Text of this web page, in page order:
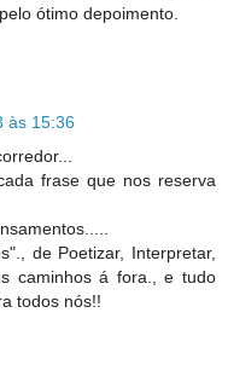
ótimo depoimento.
às 15:36
frase que nos reserva
de Poetizar, Interpretar,
caminhos á fora., e tudo
todos nós!!